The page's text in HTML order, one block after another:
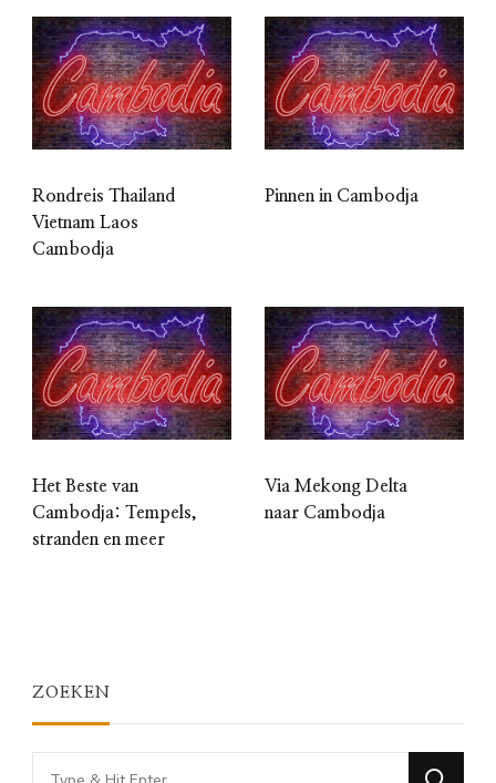
Rondreis Thailand
Vietnam Laos
Cambodja
Pinnen in Cambodja
Het Beste van
Cambodja: Tempels,
stranden en meer
Via Mekong Delta
naar Cambodja
ZOEKEN
Looking